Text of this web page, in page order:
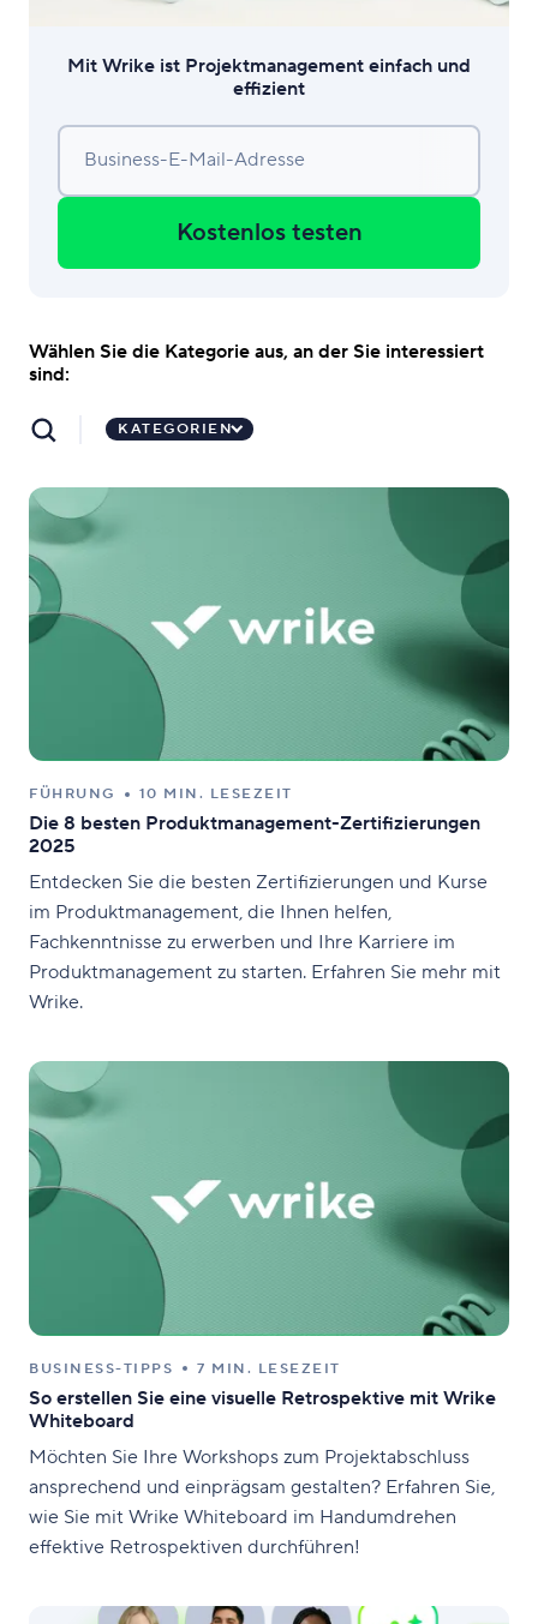
Mit Wrike ist Projektmanagement einfach und
effizient
Business-E-Mail-Adresse
Kostenlos testen
Wählen Sie die Kategorie aus, an der Sie interessiert
sind:
KATEGORIEN
FÜHRUNG 10 MIN. LESEZEIT
Die 8 besten Produktmanagement-Zertifizierungen
2025
Entdecken Sie die besten Zertifizierungen und Kurse
im Produktmanagement, die Ihnen helfen,
Fachkenntnisse zu erwerben und Ihre Karriere im
Produktmanagement zu starten. Erfahren Sie mehr mit
Wrike.
BUSINESS-TIPPS 7 MIN. LESEZEIT
So erstellen Sie eine visuelle Retrospektive mit Wrike
Whiteboard
Möchten Sie Ihre Workshops zum Projektabschluss
ansprechend und einprägsam gestalten? Erfahren Sie,
wie Sie mit Wrike Whiteboard im Handumdrehen
effektive Retrospektiven durchführen!